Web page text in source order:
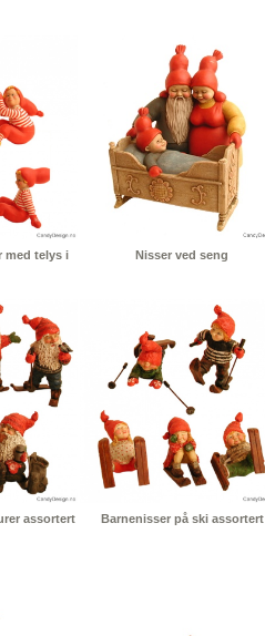
med telys i
Nisser ved seng
assortert Barnenisser på ski assortert